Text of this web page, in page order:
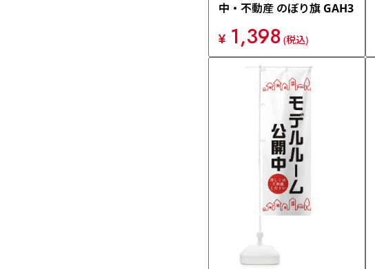
中・不動産 のぼり旗 GAH3
¥ 1,398 (税込)